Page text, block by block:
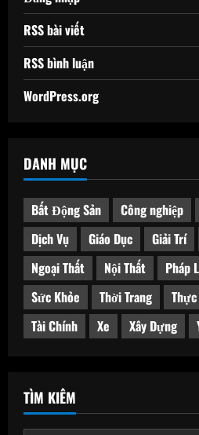
RSS bài viết
RSS bình luận
WordPress.org
DANH MỤC
Bất Động Sản Công nghiệp
Dịch Vụ
Giáo Dục Giải Trí
Ngoại Thất
Nội Thất Pháp
Sức Khỏe
Thời Trang
Tài Chính
Xe Xây Dựng
TÌM KIẾM